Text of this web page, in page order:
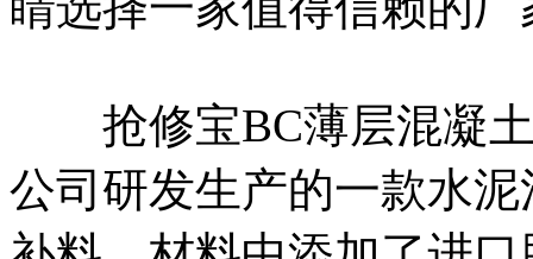
抢修宝BC薄层混凝土
公司研发生产的一款水